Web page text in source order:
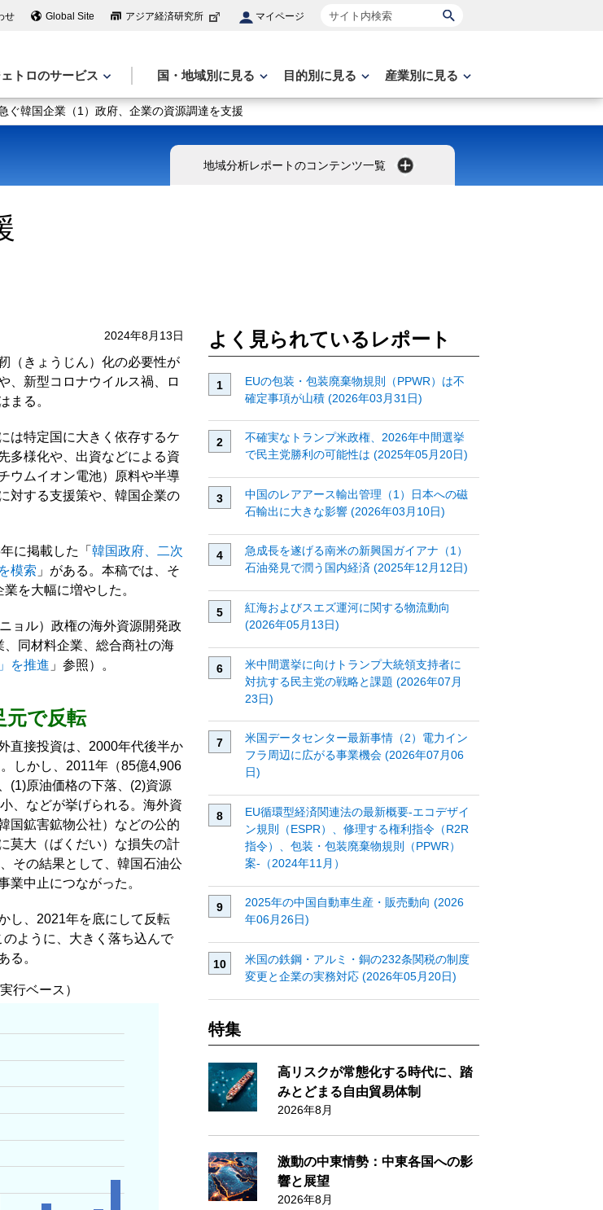
せ Global Site アジア経済研究所 マイページ サイト内検索
トロのサービス 国・地域別に見る 目的別に見る 産業別に見る
ぐ韓国企業（1）政府、企業の資源調達を支援
地域分析レポートのコンテンツ一覧
2024年8月13日
（きょうじん）化の必要性が
、新型コロナウイルス禍、ロ
まる。
は特定国に大きく依存するケ
多様化や、出資などによる資
ウムイオン電池）原料や半導
対する支援策や、韓国企業の
に掲載した「 韓国政府、二次
模索 」がある。本稿では、そ
を大幅に増やした。
ョル）政権の海外資源開発政
同材料企業、総合商社の海
を推進 」参照）。
元で反転
直接投資は、2000年代後半か
しかし、2011年（85億4,906
(1)原油価格の下落、(2)資源
、などが挙げられる。海外資
国鉱害鉱物公社）などの公的
莫大（ばくだい）な損失の計
その結果として、韓国石油公
業中止につながった。
し、2021年を底にして反転
ように、大きく落ち込んで
る。
行ベース）
よく見られているレポート
EUの包装・包装廃棄物規則（PPWR）は不
確定事項が山積 (2026年03月31日)
不確実なトランプ米政権、2026年中間選挙
で民主党勝利の可能性は (2025年05月20日)
中国のレアアース輸出管理（1）日本への磁
石輸出に大きな影響 (2026年03月10日)
急成長を遂げる南米の新興国ガイアナ（1）
石油発見で潤う国内経済 (2025年12月12日)
紅海およびスエズ運河に関する物流動向
(2026年05月13日)
米中間選挙に向けトランプ大統領支持者に
対抗する民主党の戦略と課題 (2026年07月
23日)
米国データセンター最新事情（2）電力イン
フラ周辺に広がる事業機会 (2026年07月06
日)
EU循環型経済関連法の最新概要‐エコデザイ
ン規則（ESPR）、修理する権利指令（R2R
指令）、包装・包装廃棄物規則（PPWR）
案‐（2024年11月）
2025年の中国自動車生産・販売動向 (2026
年06月26日)
米国の鉄鋼・アルミ・銅の232条関税の制度
変更と企業の実務対応 (2026年05月20日)
特集
高リスクが常態化する時代に、踏
みとどまる自由貿易体制
2026年8月
激動の中東情勢：中東各国への影
響と展望
2026年8月